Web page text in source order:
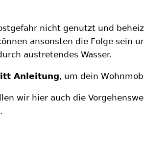
nicht genutzt und
ansonsten die Folge sein
austretendes Wasser.
Anleitung, um dein
wir hier auch die